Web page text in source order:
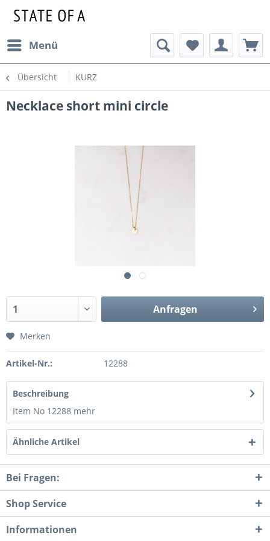
Menü
Übersicht KURZ
Necklace short mini circle
Anfragen
Merken
Artikel-Nr.: 12288
Beschreibung
Item No 12288 mehr
Ähnliche Artikel
Bei Fragen:
Shop Service
Informationen